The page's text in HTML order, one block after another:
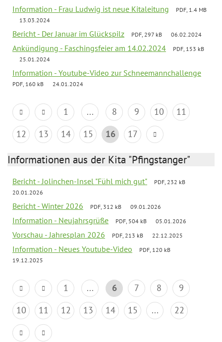
Information - Frau Ludwig ist neue Kitaleitung
PDF, 1.4 MB
13.03.2024
Bericht - Der Januar im Glückspilz PDF, 297 kB 06.02.2024
Ankündigung - Faschingsfeier am 14.02.2024
PDF, 153 kB
25.01.2024
Information - Youtube-Video zur Schneemannchallenge
PDF, 160 kB 24.01.2024
1 ... 8 9 10
11
12
13 14 15 16 17
Informationen aus der Kita "Pfingstanger"
Bericht - Jolinchen-Insel "Fühl mich gut"
PDF, 232 kB
20.01.2026
Bericht - Winter 2026 PDF, 312 kB 09.01.2026
Information - Neujahrsgrüße PDF, 504 kB 05.01.2026
Vorschau - Jahresplan 2026 PDF, 213 kB 22.12.2025
Information - Neues Youtube-Video
PDF, 120 kB
19.12.2025
1 ... 6 7 8
9
10
11 12 13 14 15 ... 22